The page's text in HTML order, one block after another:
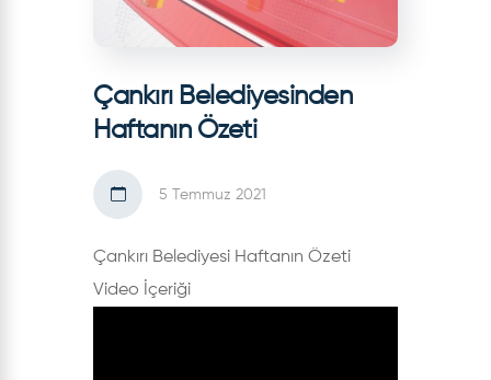
Çankırı Belediyesinden
Haftanın Özeti
5 Temmuz 2021
Çankırı Belediyesi Haftanın Özeti
Video İçeriği